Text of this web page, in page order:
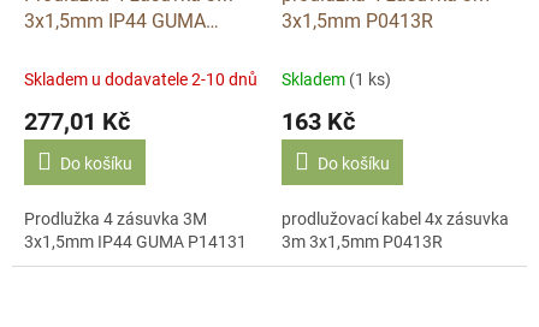
3x1,5mm IP44 GUMA
Skladem u dodavatele 2-10 dnů
277,01 Kč
Do košíku
Prodlužka 4 zásuvka 3M
3x1,5mm IP44 GUMA P14131
3x1,5mm P0413R
Skladem (1 ks)
163 Kč
Do košíku
prodlužovací kabel 4x zásuvka
3m 3x1,5mm P0413R